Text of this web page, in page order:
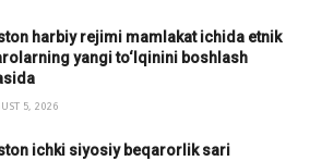
harbiy rejimi mamlakat ichida etnik
yangi to‘lqinini boshlash
5, 2026
ichki siyosiy beqarorlik sari